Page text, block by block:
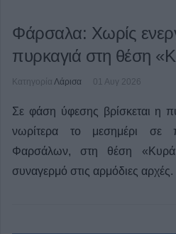
Φάρσαλα: Χωρίς
πυρκαγιά στη θέση
Κατηγορία Λάρισα 01 Αυγ 2026
Σε φάση ύφεσης βρίσκεται η
νωρίτερα το μεσημέρι σε
Φαρσάλων, στη θέση
συναγερμό στις αρμόδιες αρχές.